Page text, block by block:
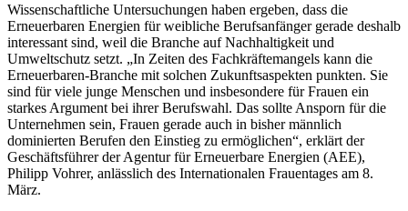
Wissenschaftliche Untersuchungen haben ergeben, dass die
Erneuerbaren Energien für weibliche Berufsanfänger gerade deshalb
interessant sind, weil die Branche auf Nachhaltigkeit und
Umweltschutz setzt. „In Zeiten des Fachkräftemangels kann die
Erneuerbaren-Branche mit solchen Zukunftsaspekten punkten. Sie
sind für viele junge Menschen und insbesondere für Frauen ein
starkes Argument bei ihrer Berufswahl. Das sollte Ansporn für die
Unternehmen sein, Frauen gerade auch in bisher männlich
dominierten Berufen den Einstieg zu ermöglichen“, erklärt der
Geschäftsführer der Agentur für Erneuerbare Energien (AEE),
Philipp Vohrer, anlässlich des Internationalen Frauentages am 8.
März.